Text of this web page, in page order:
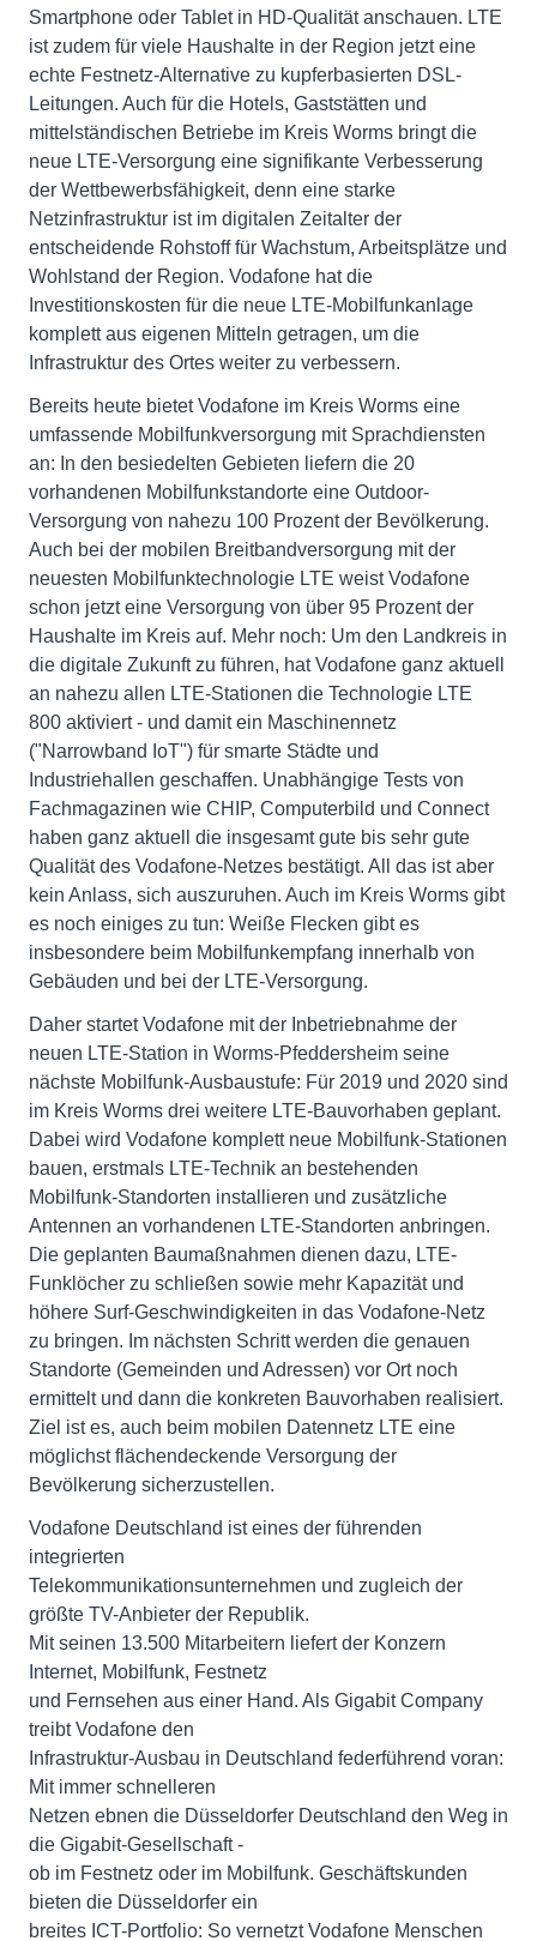
Smartphone oder Tablet in HD-Qualität anschauen. LTE
ist zudem für viele Haushalte in der Region jetzt eine
echte Festnetz-Alternative zu kupferbasierten DSL-
Leitungen. Auch für die Hotels, Gaststätten und
mittelständischen Betriebe im Kreis Worms bringt die
neue LTE-Versorgung eine signifikante Verbesserung
der Wettbewerbsfähigkeit, denn eine starke
Netzinfrastruktur ist im digitalen Zeitalter der
entscheidende Rohstoff für Wachstum, Arbeitsplätze und
Wohlstand der Region. Vodafone hat die
Investitionskosten für die neue LTE-Mobilfunkanlage
komplett aus eigenen Mitteln getragen, um die
Infrastruktur des Ortes weiter zu verbessern.
Bereits heute bietet Vodafone im Kreis Worms eine
umfassende Mobilfunkversorgung mit Sprachdiensten
an: In den besiedelten Gebieten liefern die 20
vorhandenen Mobilfunkstandorte eine Outdoor-
Versorgung von nahezu 100 Prozent der Bevölkerung.
Auch bei der mobilen Breitbandversorgung mit der
neuesten Mobilfunktechnologie LTE weist Vodafone
schon jetzt eine Versorgung von über 95 Prozent der
Haushalte im Kreis auf. Mehr noch: Um den Landkreis in
die digitale Zukunft zu führen, hat Vodafone ganz aktuell
an nahezu allen LTE-Stationen die Technologie LTE
800 aktiviert - und damit ein Maschinennetz
("Narrowband IoT") für smarte Städte und
Industriehallen geschaffen. Unabhängige Tests von
Fachmagazinen wie CHIP, Computerbild und Connect
haben ganz aktuell die insgesamt gute bis sehr gute
Qualität des Vodafone-Netzes bestätigt. All das ist aber
kein Anlass, sich auszuruhen. Auch im Kreis Worms gibt
es noch einiges zu tun: Weiße Flecken gibt es
insbesondere beim Mobilfunkempfang innerhalb von
Gebäuden und bei der LTE-Versorgung.
Daher startet Vodafone mit der Inbetriebnahme der
neuen LTE-Station in Worms-Pfeddersheim seine
nächste Mobilfunk-Ausbaustufe: Für 2019 und 2020 sind
im Kreis Worms drei weitere LTE-Bauvorhaben geplant.
Dabei wird Vodafone komplett neue Mobilfunk-Stationen
bauen, erstmals LTE-Technik an bestehenden
Mobilfunk-Standorten installieren und zusätzliche
Antennen an vorhandenen LTE-Standorten anbringen.
Die geplanten Baumaßnahmen dienen dazu, LTE-
Funklöcher zu schließen sowie mehr Kapazität und
höhere Surf-Geschwindigkeiten in das Vodafone-Netz
zu bringen. Im nächsten Schritt werden die genauen
Standorte (Gemeinden und Adressen) vor Ort noch
ermittelt und dann die konkreten Bauvorhaben realisiert.
Ziel ist es, auch beim mobilen Datennetz LTE eine
möglichst flächendeckende Versorgung der
Bevölkerung sicherzustellen.
Vodafone Deutschland ist eines der führenden
integrierten
Telekommunikationsunternehmen und zugleich der
größte TV-Anbieter der Republik.
Mit seinen 13.500 Mitarbeitern liefert der Konzern
Internet, Mobilfunk, Festnetz
und Fernsehen aus einer Hand. Als Gigabit Company
treibt Vodafone den
Infrastruktur-Ausbau in Deutschland federführend voran:
Mit immer schnelleren
Netzen ebnen die Düsseldorfer Deutschland den Weg in
die Gigabit-Gesellschaft -
ob im Festnetz oder im Mobilfunk. Geschäftskunden
bieten die Düsseldorfer ein
breites ICT-Portfolio: So vernetzt Vodafone Menschen